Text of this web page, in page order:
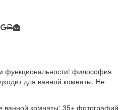
функциональности: философия
для ванной комнаты. Не